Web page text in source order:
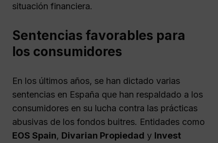
situación financiera.
Sentencias favorables para
los consumidores
En los últimos años, se han dictado varias
sentencias en España que han respaldado a los
consumidores en su lucha contra las prácticas
abusivas de los fondos buitres. Entidades como
EOS Spain, Divarian Propiedad y Invest